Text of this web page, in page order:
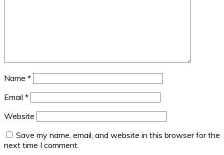
Name *
Email *
Website
Save my name, email, and website in this browser for the
next time I comment.